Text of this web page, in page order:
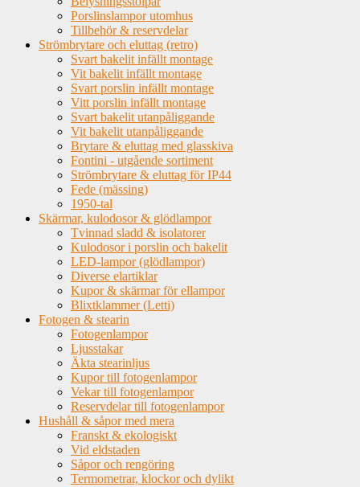
Porslinslampor utomhus
Tillbehör & reservdelar
Strömbrytare och eluttag (retro)
Svart bakelit infällt montage
Vit bakelit infällt montage
Svart porslin infällt montage
Vitt porslin infällt montage
Svart bakelit utanpåliggande
Vit bakelit utanpåliggande
Brytare & eluttag med glasskiva
Fontini - utgående sortiment
Strömbrytare & eluttag för IP44
Fede (mässing)
1950-tal
Skärmar, kulodosor & glödlampor
Tvinnad sladd & isolatorer
Kulodosor i porslin och bakelit
LED-lampor (glödlampor)
Diverse elartiklar
Kupor & skärmar för ellampor
Blixtklammer (Letti)
Fotogen & stearin
Fotogenlampor
Ljusstakar
Äkta stearinljus
Kupor till fotogenlampor
Vekar till fotogenlampor
Reservdelar till fotogenlampor
Hushåll & såpor med mera
Franskt & ekologiskt
Vid eldstaden
Såpor och rengöring
Termometrar, klockor och dylikt